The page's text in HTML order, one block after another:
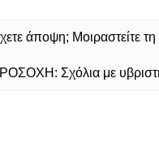
άποψη; Μοιραστείτε τη
Σχόλια με